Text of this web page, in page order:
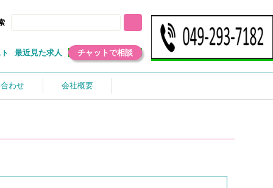
最近見た求人 チャットで相談
わせ 会社概要